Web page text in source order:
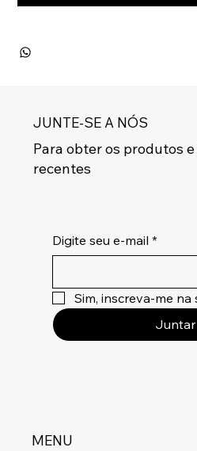
JUNTE-SE A NÓS
Para obter os produtos
recentes
Digite seu e-mail *
Sim, inscreva-me na
Juntar
MENU